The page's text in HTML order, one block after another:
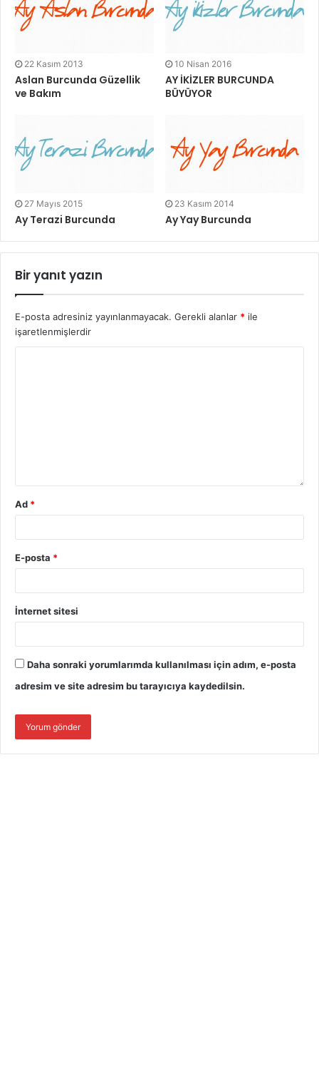
22 Kasım 2013
Aslan Burcunda Güzellik
ve Bakım
10 Nisan 2016
AY İKİZLER BURCUNDA
BÜYÜYOR
27 Mayıs 2015
Ay Terazi Burcunda
23 Kasım 2014
Ay Yay Burcunda
Bir yanıt yazın
E-posta adresiniz yayınlanmayacak. Gerekli alanlar * ile
işaretlenmişlerdir
Ad *
E-posta *
İnternet sitesi
Daha sonraki yorumlarımda kullanılması için adım, e-posta
adresim ve site adresim bu tarayıcıya kaydedilsin.